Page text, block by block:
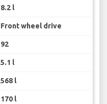
8.2 l
Front wheel drive
92
5.1 l
568 l
170 l